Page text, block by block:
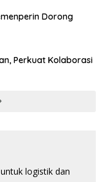
Dorong
Perkuat Kolaborasi